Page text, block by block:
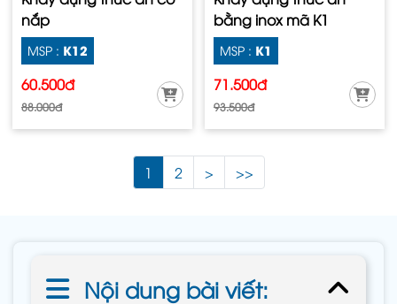
nắp
MSP : K12
60.500đ
88.000đ
bằng inox mã K1
MSP : K1
71.500đ
93.500đ
1 2 > >>
Nội dung bài viết: